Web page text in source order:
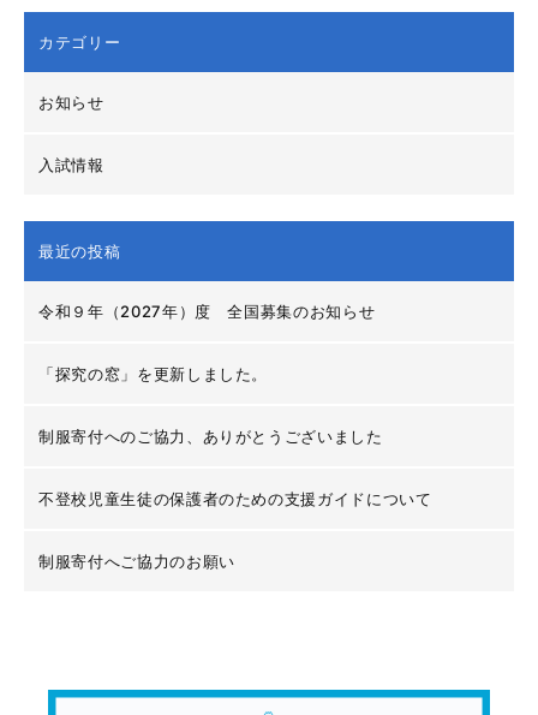
カテゴリー
お知らせ
入試情報
最近の投稿
令和９年（2027年）度 全国募集のお知らせ
「探究の窓」を更新しました。
制服寄付へのご協力、ありがとうございました
不登校児童生徒の保護者のための支援ガイドについて
制服寄付へご協力のお願い